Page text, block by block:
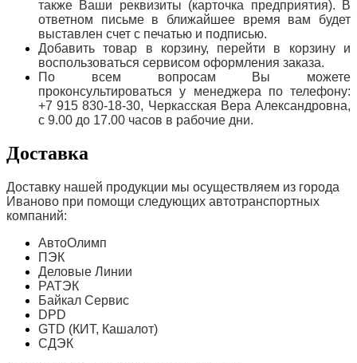
также Ваши реквизиты (карточка предприятия). В
ответном письме в ближайшее время вам будет
выставлен счет с печатью и подписью.
Добавить товар в корзину, перейти в корзину и
воспользоваться сервисом оформления заказа.
По всем вопросам Вы можете
проконсультироваться у менеджера по телефону:
+7 915 830-18-30, Черкасская Вера Александровна,
с 9.00 до 17.00 часов в рабочие дни.
Доставка
Доставку нашей продукции мы осуществляем из города
Иваново при помощи следующих автотранспортных
компаний:
АвтоОлимп
ПЭК
Деловые Линии
РАТЭК
Байкал Сервис
DPD
GTD (КИТ, Кашалот)
СДЭК